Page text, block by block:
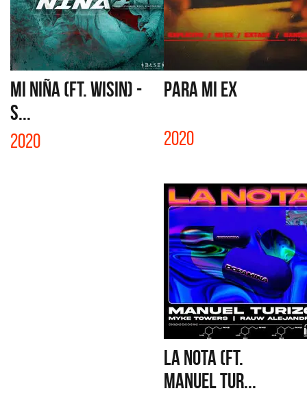
MI NIÑA (FT. WISIN) -
S...
2020
PARA MI EX
2020
LA NOTA (FT.
MANUEL TUR...